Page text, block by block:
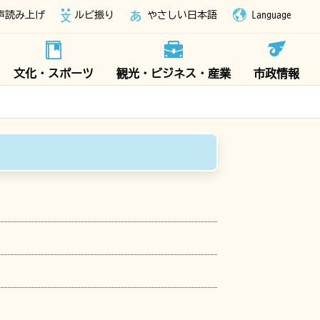
読み上げ ルビ振り やさしい日本語 Language
文化・スポーツ 観光・ビジネス・産業 市政情報